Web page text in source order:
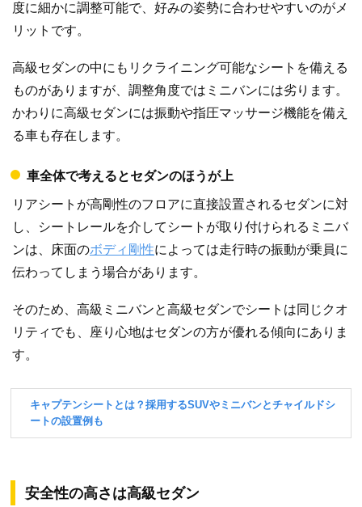
度に細かに調整可能で、好みの姿勢に合わせやすいのがメ
リットです。
高級セダンの中にもリクライニング可能なシートを備える
ものがありますが、調整角度ではミニバンには劣ります。
かわりに高級セダンには振動や指圧マッサージ機能を備え
る車も存在します。
車全体で考えるとセダンのほうが上
リアシートが高剛性のフロアに直接設置されるセダンに対
し、シートレールを介してシートが取り付けられるミニバ
ンは、床面のボディ剛性によっては走行時の振動が乗員に
伝わってしまう場合があります。
そのため、高級ミニバンと高級セダンでシートは同じクオ
リティでも、座り心地はセダンの方が優れる傾向にありま
す。
安全性の高さは高級セダン